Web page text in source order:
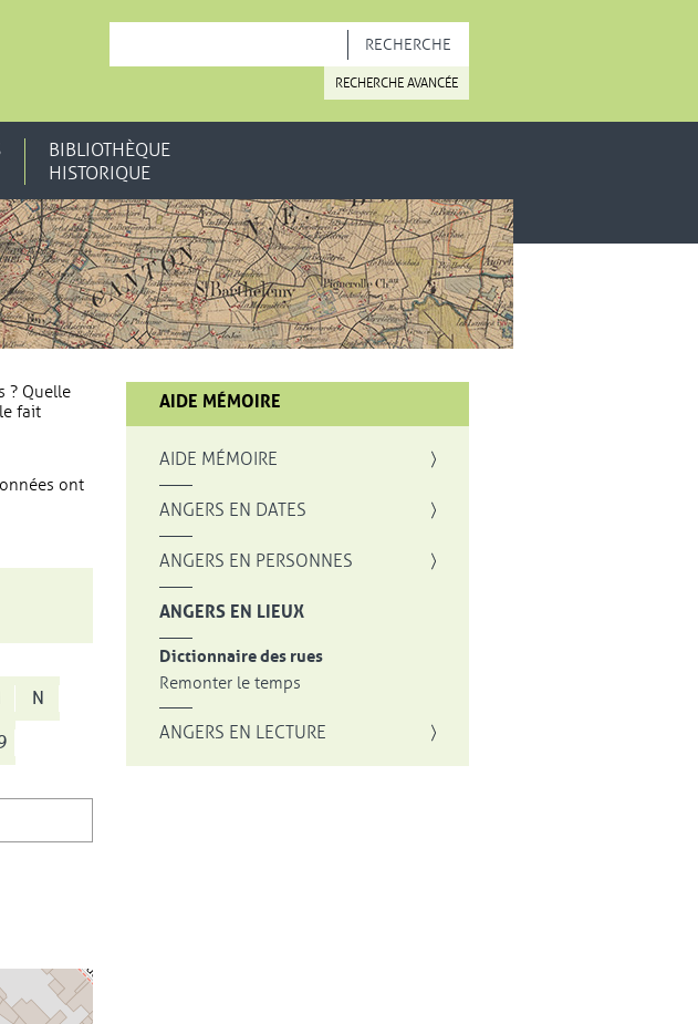
RECHERCHE AVANCÉE
BIBLIOTHÈQUE
HISTORIQUE
? Quelle
fait
ont
N
AIDE MÉMOIRE
AIDE MÉMOIRE
ANGERS EN DATES
ANGERS EN PERSONNES
ANGERS EN LIEUX
Dictionnaire des rues
Remonter le temps
ANGERS EN LECTURE